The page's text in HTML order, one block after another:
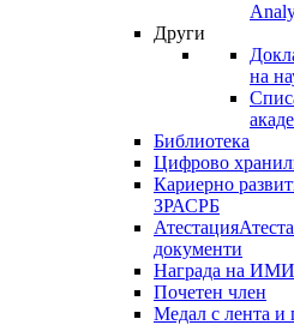
Други
на
Библиотека
Цифрово
Кариерно
ЗРАСРБ
Атестация
документи
Награда на ИМИ
Почетен член
Медал с лента и